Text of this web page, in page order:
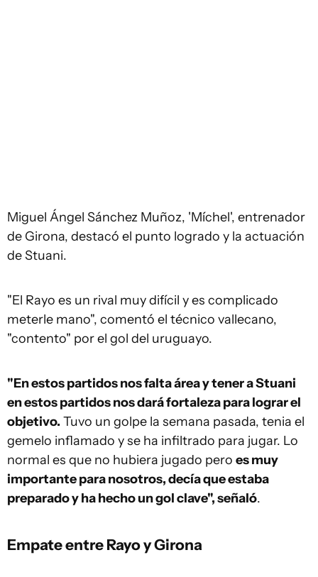
Miguel Ángel Sánchez Muñoz, 'Míchel', entrenador
de Girona, destacó el punto logrado y la actuación
de Stuani.
"El Rayo es un rival muy difícil y es complicado
meterle mano", comentó el técnico vallecano,
"contento" por el gol del uruguayo.
"En estos partidos nos falta área y tener a Stuani
en estos partidos nos dará fortaleza para lograr el
objetivo. Tuvo un golpe la semana pasada, tenia el
gemelo inflamado y se ha infiltrado para jugar. Lo
normal es que no hubiera jugado pero es muy
importante para nosotros, decía que estaba
preparado y ha hecho un gol clave", señaló.
Empate entre Rayo y Girona